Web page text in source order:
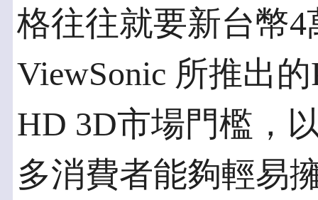
格往往就要新台幣
ViewSonic 所推出
HD 3D市場門檻，
多消費者能夠輕易